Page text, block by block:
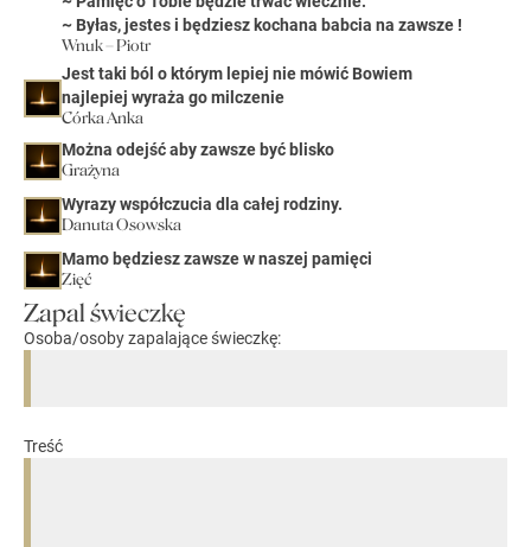
~ Byłas, jestes i będziesz kochana babcia na zawsze !
Wnuk – Piotr
Jest taki ból o którym lepiej nie mówić Bowiem
najlepiej wyraża go milczenie
Córka Anka
Można odejść aby zawsze być blisko
Grażyna
Wyrazy współczucia dla całej rodziny.
Danuta Osowska
Mamo będziesz zawsze w naszej pamięci
Zięć
Zapal świeczkę
Osoba/osoby zapalające świeczkę:
Treść